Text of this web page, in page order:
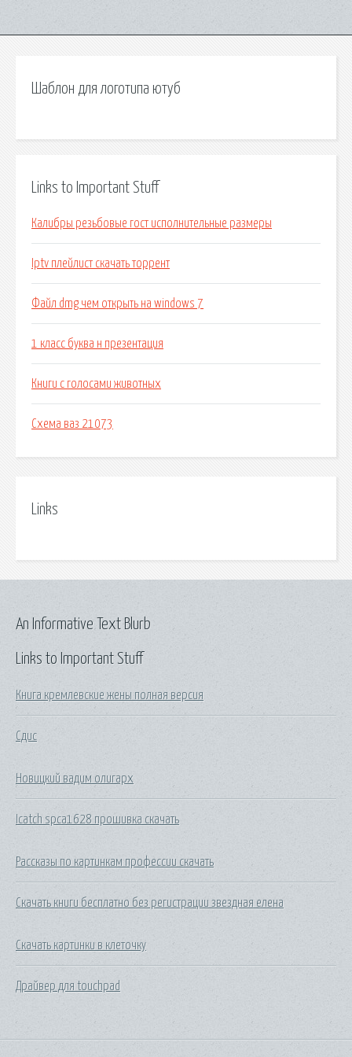
Шаблон для логотипа ютуб
Links to Important Stuff
Калибры резьбовые гост исполнительные размеры
Iptv плейлист скачать торрент
Файл dmg чем открыть на windows 7
1 класс буква н презентация
Книги с голосами животных
Схема ваз 21073
Links
Links to Important Stuff
Книга кремлевские жены полная версия
Сдис
Новицкий вадим олигарх
Icatch spca1628 прошивка скачать
Рассказы по картинкам профессии скачать
Скачать книги бесплатно без регистрации звездная елена
Скачать картинки в клеточку
Драйвер для touchpad
An Informative Text Blurb